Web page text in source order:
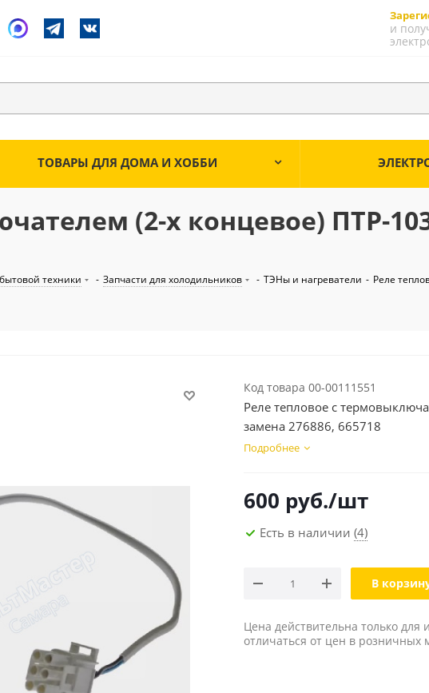
и
ТОВАРЫ ДЛЯ ДОМА И ХОББИ
(2-х концевое) ПТР-
техники - Запчасти для холодильников - ТЭНы и нагреватели - Реле
Код товара 00-00111551
Реле тепловое с
замена 276886, 665718
Подробнее
600 руб./шт
Есть в наличии (4)
В
Цена действительна только
отличаться от цен в розничных